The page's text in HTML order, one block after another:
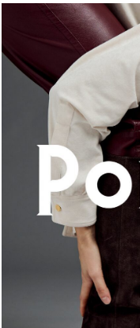
An ode to the